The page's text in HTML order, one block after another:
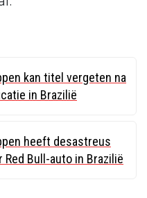
kan titel vergeten na
in Brazilië
heeft desastreus
Red Bull-auto in Brazilië